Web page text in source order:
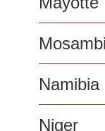
Namibia
Niger